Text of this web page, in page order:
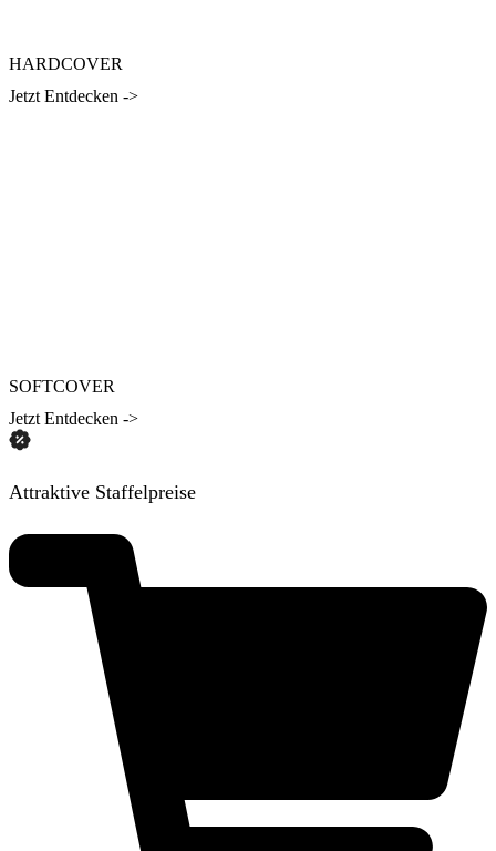
HARDCOVER
Jetzt Entdecken ->
SOFTCOVER
Jetzt Entdecken ->
Attraktive Staffelpreise